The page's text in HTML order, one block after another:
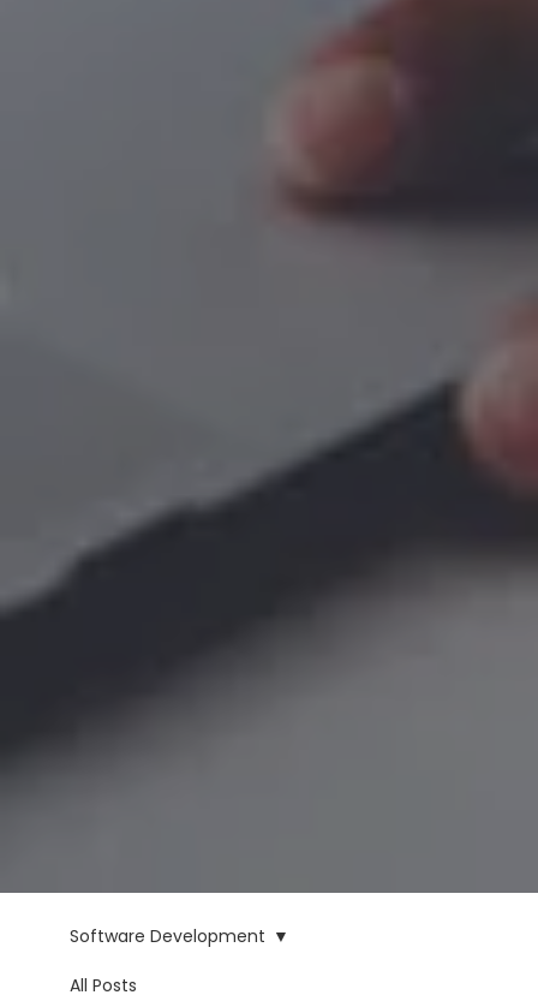
All Posts
Software Development
Software